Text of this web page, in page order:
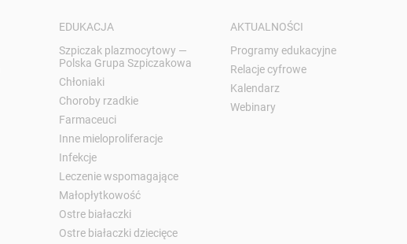
EDUKACJA
Szpiczak plazmocytowy —
Polska Grupa Szpiczakowa
Chłoniaki
Choroby rzadkie
Farmaceuci
Inne mieloproliferacje
Infekcje
Leczenie wspomagające
Małopłytkowość
Ostre białaczki
Ostre białaczki dziecięce
AKTUALNOŚCI
Programy edukacyjne
Relacje cyfrowe
Kalendarz
Webinary